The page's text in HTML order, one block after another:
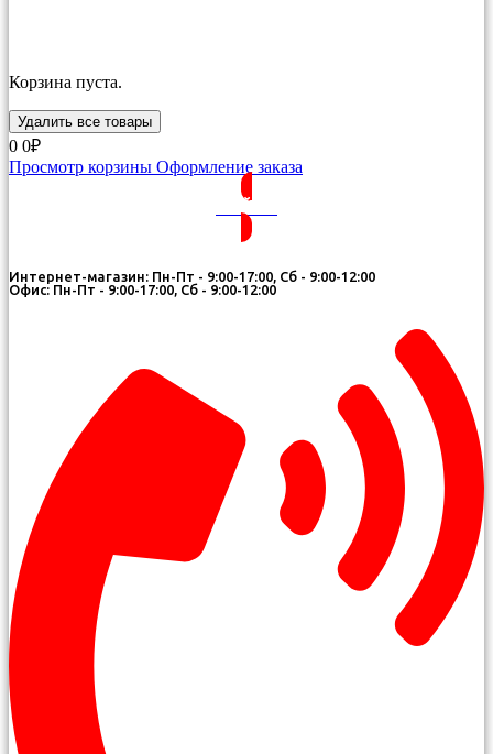
Корзина пуста.
Удалить все товары
0 0₽
Просмотр корзины Оформление заказа
ВОЙТИ
Интернет-магазин: Пн-Пт - 9:00-17:00, Сб - 9:00-12:00
Офис: Пн-Пт - 9:00-17:00, Сб - 9:00-12:00